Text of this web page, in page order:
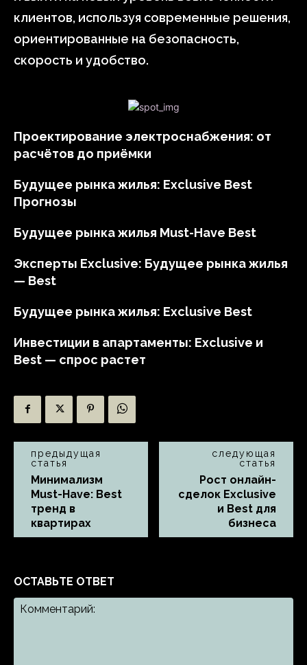
клиентов, используя современные решения,
ориентированные на безопасность,
скорость и удобство.
Проектирование электроснабжения: от
расчётов до приёмки
Будущее рынка жилья: Exclusive Best
Прогнозы
Будущее рынка жилья Must-Have Best
Эксперты Exclusive: Будущее рынка жилья
— Best
Будущее рынка жилья: Exclusive Best
Инвестиции в апартаменты: Exclusive и
Best — спрос растет
предыдущая
статья
Минимализм
Must-Have: Best
тренд в
квартирах
следующая
статья
Рост онлайн-
сделок Exclusive
и Best для
бизнеса
ОСТАВЬТЕ ОТВЕТ